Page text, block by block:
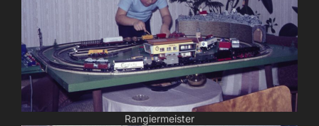
Rangiermeister